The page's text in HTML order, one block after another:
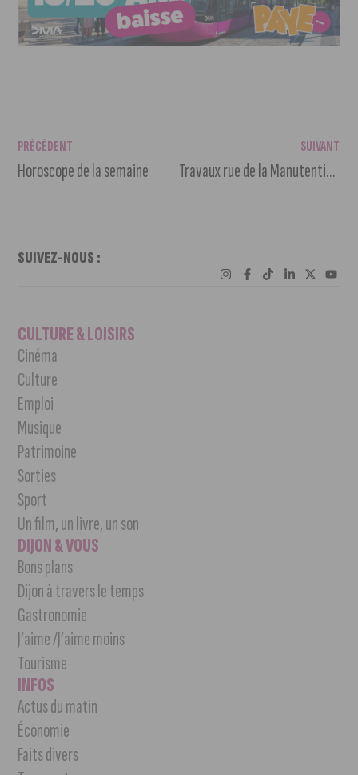
PRÉCÉDENT
Horoscope de la semaine
SUIVANT
Travaux rue de la Manutention : circulation fermée jusqu’à fin avril
SUIVEZ-NOUS :
CULTURE & LOISIRS
Cinéma
Culture
Emploi
Musique
Patrimoine
Sorties
Sport
Un film, un livre, un son
DIJON & VOUS
Bons plans
Dijon à travers le temps
Gastronomie
J’aime /J’aime moins
Tourisme
INFOS
Actus du matin
Économie
Faits divers